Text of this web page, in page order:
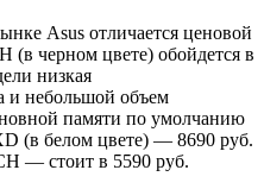
Asus отличается ценовой
(в черном цвете) обойдется в
низкая
и небольшой объем
памяти по умолчанию
(в белом цвете) — 8690 руб.
— стоит в 5590 руб.